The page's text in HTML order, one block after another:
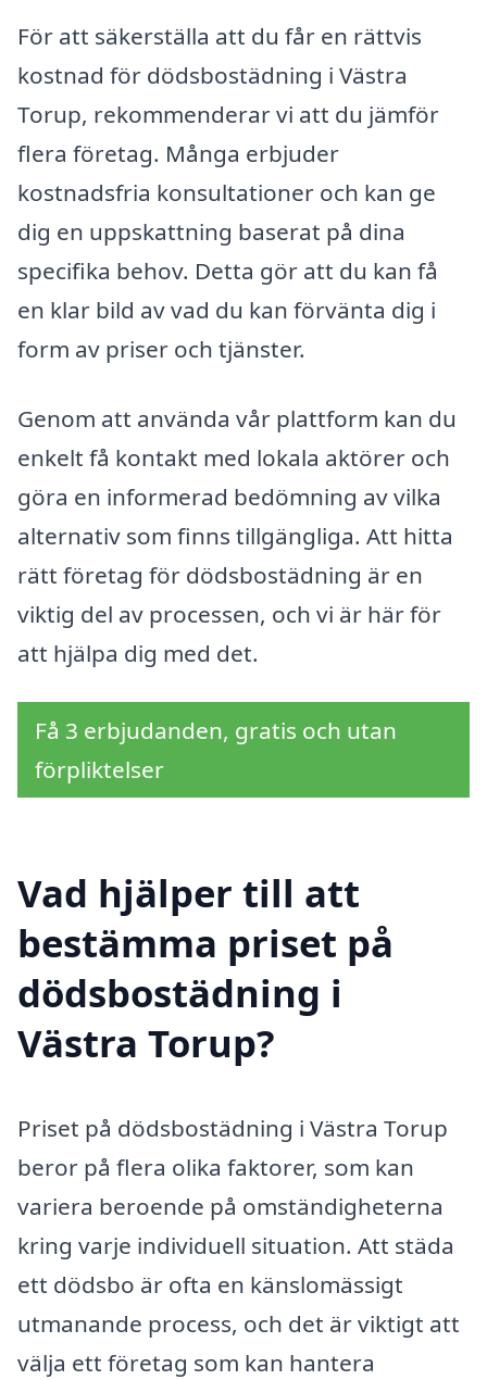
För att säkerställa att du får en rättvis
kostnad för dödsbostädning i Västra
Torup, rekommenderar vi att du jämför
flera företag. Många erbjuder
kostnadsfria konsultationer och kan ge
dig en uppskattning baserat på dina
specifika behov. Detta gör att du kan få
en klar bild av vad du kan förvänta dig i
form av priser och tjänster.
Genom att använda vår plattform kan du
enkelt få kontakt med lokala aktörer och
göra en informerad bedömning av vilka
alternativ som finns tillgängliga. Att hitta
rätt företag för dödsbostädning är en
viktig del av processen, och vi är här för
att hjälpa dig med det.
Få 3 erbjudanden, gratis och utan
förpliktelser
Vad hjälper till att
bestämma priset på
dödsbostädning i
Västra Torup?
Priset på dödsbostädning i Västra Torup
beror på flera olika faktorer, som kan
variera beroende på omständigheterna
kring varje individuell situation. Att städa
ett dödsbo är ofta en känslomässigt
utmanande process, och det är viktigt att
välja ett företag som kan hantera